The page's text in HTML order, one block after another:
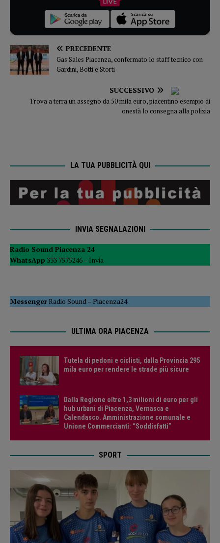
PRECEDENTE
Gas Sales Piacenza, confermato lo staff tecnico con
Gardini, Botti e Storti
SUCCESSIVO
Trova a terra un assegno da 50 mila euro, piacentino esempio di
onestà lo consegna alla polizia
LA TUA PUBBLICITÀ QUI
INVIA SEGNALAZIONI
Radio Sound Piacenza 24
WhatsApp 333 7575246 – Invia
MessengerRadio Sound–Piacenza24
ULTIMA ORA PIACENZA
Tutela di pedoni e ciclisti, dalla Provincia 295
mila euro per rendere le strade più sicure
Dalla Regione oltre 1,3 milioni di euro per gli
hub urbani di Piacenza, Vernasca e
Calendasco. Amministrazione comunale e
Unione Commercianti: “Soddisfatti”
SPORT